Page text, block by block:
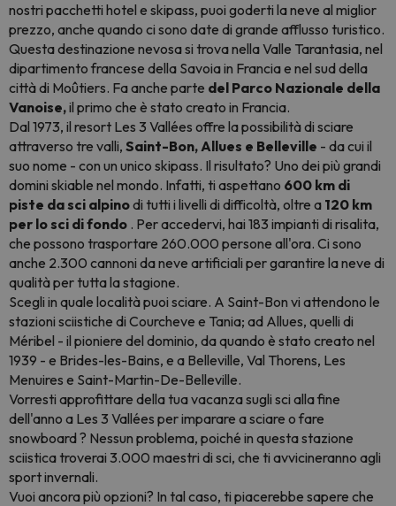
nostri pacchetti hotel e skipass, puoi goderti la neve al miglior
prezzo, anche quando ci sono date di grande afflusso turistico.
Questa destinazione nevosa si trova nella Valle Tarantasia, nel
dipartimento francese della Savoia in Francia e nel sud della
città di Moûtiers. Fa anche parte del Parco Nazionale della
Vanoise,il primo che è stato creato in Francia.
Dal 1973, il resort Les 3 Vallées offre la possibilità di sciare
attraverso tre valli, Saint-Bon, Allues e Belleville - da cui il
suo nome - con un unico skipass. Il risultato? Uno dei più grandi
domini skiable nel mondo. Infatti, ti aspettano 600 km di
piste da sci alpinodi tutti i livelli di difficoltà, oltre a 120 km
per lo sci di fondo . Per accedervi, hai 183 impianti di risalita,
che possono trasportare 260.000 persone all'ora. Ci sono
anche 2.300 cannoni da neve artificiali per garantire la neve di
qualità per tutta la stagione.
Scegli in quale località puoi sciare. A Saint-Bon vi attendono le
stazioni sciistiche di Courcheve e Tania; ad Allues, quelli di
Méribel - il pioniere del dominio, da quando è stato creato nel
1939 - e Brides-les-Bains, e a Belleville, Val Thorens, Les
Menuires e Saint-Martin-De-Belleville.
Vorresti approfittare della tua vacanza sugli sci alla fine
dell'anno a Les 3 Vallées per imparare a sciare o fare
snowboard? Nessun problema, poiché in questa stazione
sciistica troverai 3.000 maestri di sci, che ti avvicineranno agli
sport invernali.
Vuoi ancora più opzioni? In tal caso, ti piacerebbe sapere che